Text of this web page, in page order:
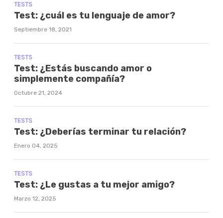
TESTS
Test: ¿cuál es tu lenguaje de amor?
Septiembre 18, 2021
TESTS
Test: ¿Estás buscando amor o
simplemente compañía?
Octubre 21, 2024
TESTS
Test: ¿Deberías terminar tu relación?
Enero 04, 2025
TESTS
Test: ¿Le gustas a tu mejor amigo?
Marzo 12, 2025